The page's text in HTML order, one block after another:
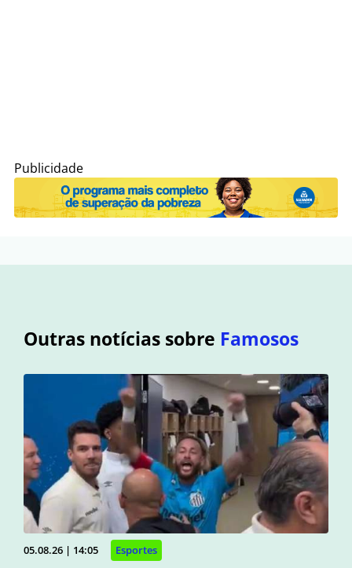
Publicidade
Outras notícias sobre Famosos
05.08.26 | 14:05 Esportes